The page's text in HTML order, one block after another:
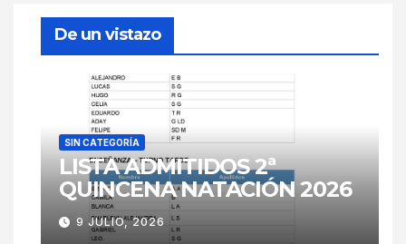
De un vistazo
SIN CATEGORÍA
LISTA ADMITIDOS 2ª
QUINCENA NATACIÓN 2026
9 JULIO, 2026